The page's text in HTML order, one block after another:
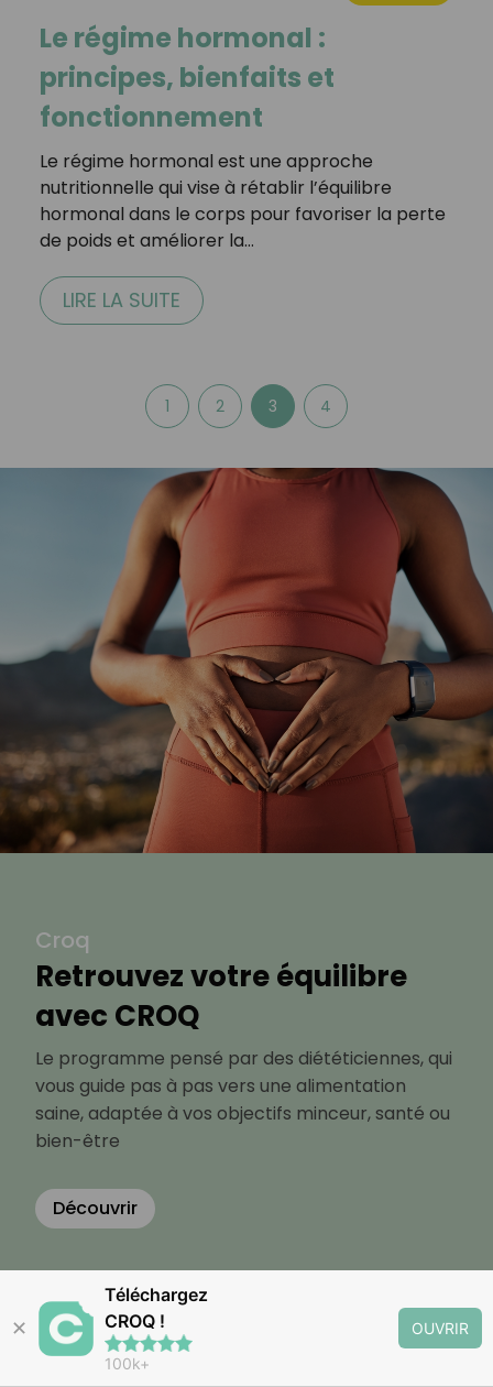
Le régime hormonal :
principes, bienfaits et
fonctionnement
Le régime hormonal est une approche
nutritionnelle qui vise à rétablir l’équilibre
hormonal dans le corps pour favoriser la perte
de poids et améliorer la…
LIRE LA SUITE
1 2 3 4
Croq
Retrouvez votre équilibre
avec CROQ
Le programme pensé par des diététiciennes, qui
vous guide pas à pas vers une alimentation
saine, adaptée à vos objectifs minceur, santé ou
bien-être
Découvrir
✕
Téléchargez
CROQ !
100k+
OUVRIR